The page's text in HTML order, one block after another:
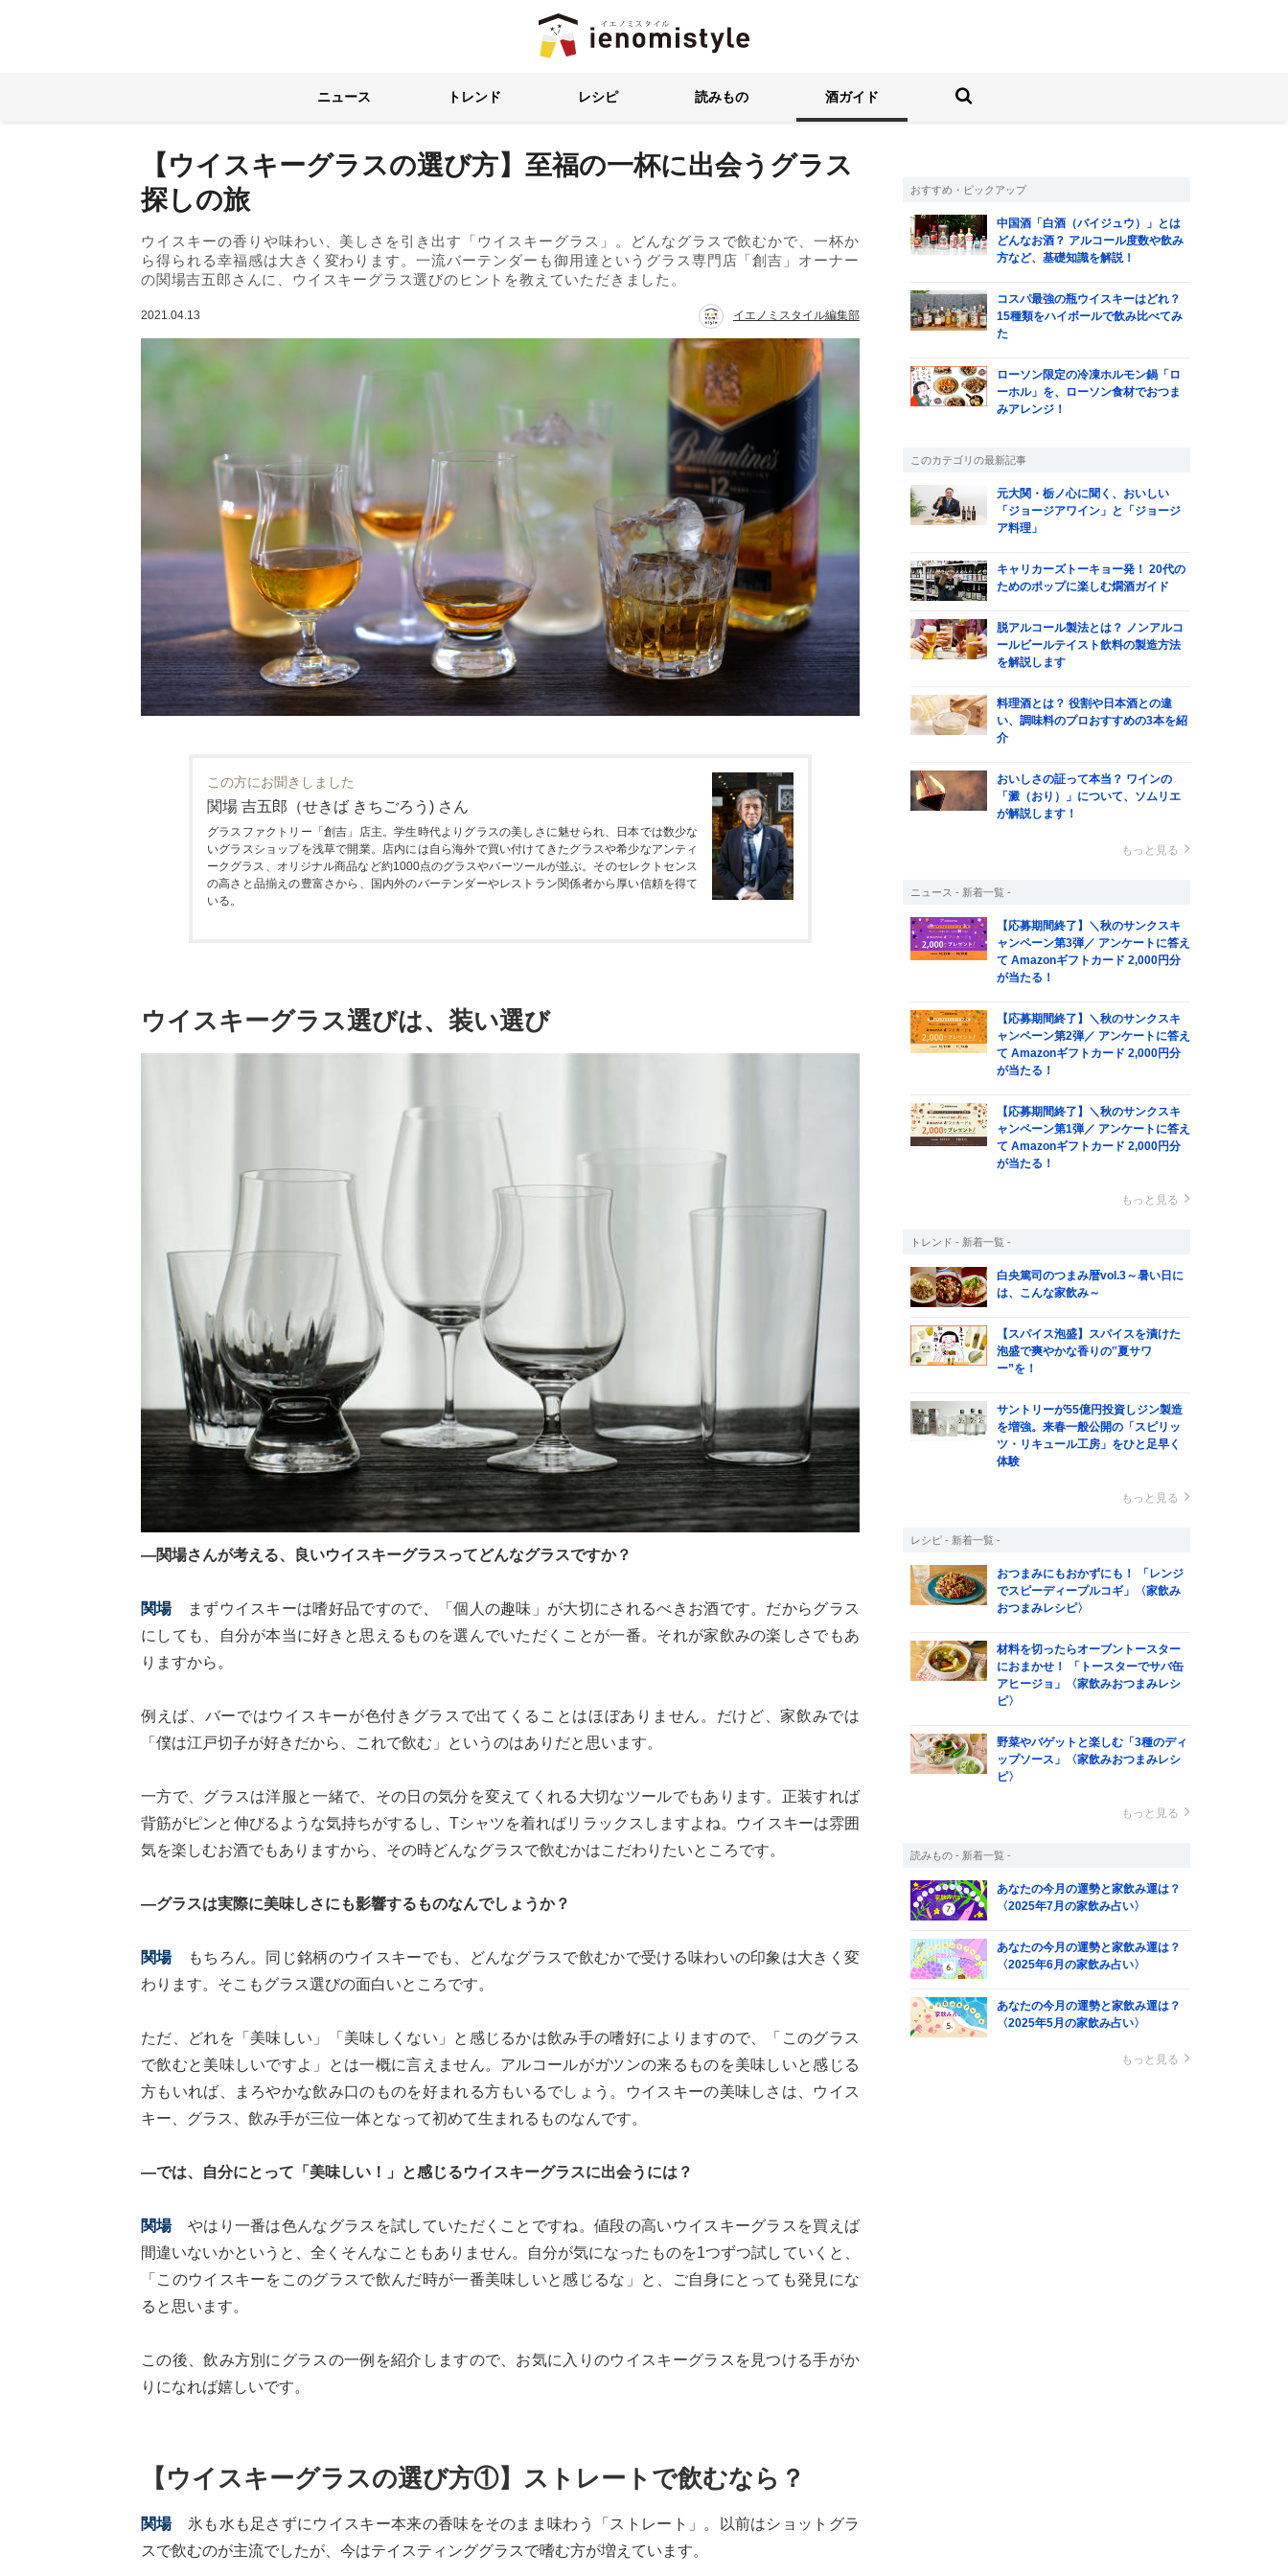
イエノミスタイル 家飲みを楽しむ人の情報サイト
ニュース トレンド レシピ 読みもの 酒ガイド 検索する
【ウイスキーグラスの選び方】至福の一杯に出会うグラス
探しの旅
ウイスキーの香りや味わい、美しさを引き出す「ウイスキーグラス」。どんなグラスで飲むかで、一杯か
ら得られる幸福感は大きく変わります。一流バーテンダーも御用達というグラス専門店「創吉」オーナー
の関場吉五郎さんに、ウイスキーグラス選びのヒントを教えていただきました。
2021.04.13 イエノミスタイル編集部
この方にお聞きしました
関場 吉五郎（せきば きちごろう) さん
グラスファクトリー「創吉」店主。学生時代よりグラスの美しさに魅せられ、日本では数少な
いグラスショップを浅草で開業。店内には自ら海外で買い付けてきたグラスや希少なアンティ
ークグラス、オリジナル商品など約1000点のグラスやバーツールが並ぶ。そのセレクトセンス
の高さと品揃えの豊富さから、国内外のバーテンダーやレストラン関係者から厚い信頼を得て
いる。
ウイスキーグラス選びは、装い選び
―関場さんが考える、良いウイスキーグラスってどんなグラスですか？
関場まずウイスキーは嗜好品ですので、「個人の趣味」が大切にされるべきお酒です。だからグラス
にしても、自分が本当に好きと思えるものを選んでいただくことが一番。それが家飲みの楽しさでもあ
りますから。
例えば、バーではウイスキーが色付きグラスで出てくることはほぼありません。だけど、家飲みでは
「僕は江戸切子が好きだから、これで飲む」というのはありだと思います。
一方で、グラスは洋服と一緒で、その日の気分を変えてくれる大切なツールでもあります。正装すれば
背筋がピンと伸びるような気持ちがするし、Tシャツを着ればリラックスしますよね。ウイスキーは雰囲
気を楽しむお酒でもありますから、その時どんなグラスで飲むかはこだわりたいところです。
―グラスは実際に美味しさにも影響するものなんでしょうか？
関場もちろん。同じ銘柄のウイスキーでも、どんなグラスで飲むかで受ける味わいの印象は大きく変
わります。そこもグラス選びの面白いところです。
ただ、どれを「美味しい」「美味しくない」と感じるかは飲み手の嗜好によりますので、「このグラス
で飲むと美味しいですよ」とは一概に言えません。アルコールがガツンの来るものを美味しいと感じる
方もいれば、まろやかな飲み口のものを好まれる方もいるでしょう。ウイスキーの美味しさは、ウイス
キー、グラス、飲み手が三位一体となって初めて生まれるものなんです。
―では、自分にとって「美味しい！」と感じるウイスキーグラスに出会うには？
関場やはり一番は色んなグラスを試していただくことですね。値段の高いウイスキーグラスを買えば
間違いないかというと、全くそんなこともありません。自分が気になったものを1つずつ試していくと、
「このウイスキーをこのグラスで飲んだ時が一番美味しいと感じるな」と、ご自身にとっても発見にな
ると思います。
この後、飲み方別にグラスの一例を紹介しますので、お気に入りのウイスキーグラスを見つける手がか
りになれば嬉しいです。
【ウイスキーグラスの選び方①】ストレートで飲むなら？
関場氷も水も足さずにウイスキー本来の香味をそのまま味わう「ストレート」。以前はショットグラ
スで飲むのが主流でしたが、今はテイスティンググラスで嗜む方が増えています。
おすすめ・ピックアップ
中国酒「白酒（バイジュウ）」とは
どんなお酒？ アルコール度数や飲み
方など、基礎知識を解説！
コスパ最強の瓶ウイスキーはどれ？
15種類をハイボールで飲み比べてみ
た
ローソン限定の冷凍ホルモン鍋「ロ
ーホル」を、ローソン食材でおつま
みアレンジ！
このカテゴリの最新記事
元大関・栃ノ心に聞く、おいしい
「ジョージアワイン」と「ジョージ
ア料理」
キャリカーズトーキョー発！ 20代の
ためのポップに楽しむ燗酒ガイド
脱アルコール製法とは？ ノンアルコ
ールビールテイスト飲料の製造方法
を解説します
料理酒とは？ 役割や日本酒との違
い、調味料のプロおすすめの3本を紹
介
おいしさの証って本当？ ワインの
「澱（おり）」について、ソムリエ
が解説します！
もっと見る
ニュース - 新着一覧 -
【応募期間終了】＼秋のサンクスキ
ャンペーン第3弾／ アンケートに答え
て Amazonギフトカード 2,000円分
が当たる！
【応募期間終了】＼秋のサンクスキ
ャンペーン第2弾／ アンケートに答え
て Amazonギフトカード 2,000円分
が当たる！
【応募期間終了】＼秋のサンクスキ
ャンペーン第1弾／ アンケートに答え
て Amazonギフトカード 2,000円分
が当たる！
もっと見る
トレンド - 新着一覧 -
白央篤司のつまみ暦vol.3～暑い日に
は、こんな家飲み～
【スパイス泡盛】スパイスを漬けた
泡盛で爽やかな香りの‟夏サワ
ー”を！
サントリーが55億円投資しジン製造
を増強。来春一般公開の「スピリッ
ツ・リキュール工房」をひと足早く
体験
もっと見る
レシピ - 新着一覧 -
おつまみにもおかずにも！ 「レンジ
でスピーディープルコギ」〈家飲み
おつまみレシピ〉
材料を切ったらオーブントースター
におまかせ！ 「トースターでサバ缶
アヒージョ」〈家飲みおつまみレシ
ピ〉
野菜やバゲットと楽しむ「3種のディ
ップソース」〈家飲みおつまみレシ
ピ〉
もっと見る
読みもの - 新着一覧 -
あなたの今月の運勢と家飲み運は？
〈2025年7月の家飲み占い〉
あなたの今月の運勢と家飲み運は？
〈2025年6月の家飲み占い〉
あなたの今月の運勢と家飲み運は？
〈2025年5月の家飲み占い〉
もっと見る